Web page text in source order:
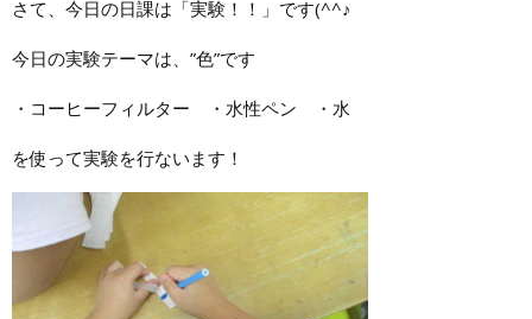
さて、今日の日課は「実験！！」です(^^♪
今日の実験テーマは、”色”です
・コーヒーフィルター ・水性ペン ・水
を使って実験を行ないます！